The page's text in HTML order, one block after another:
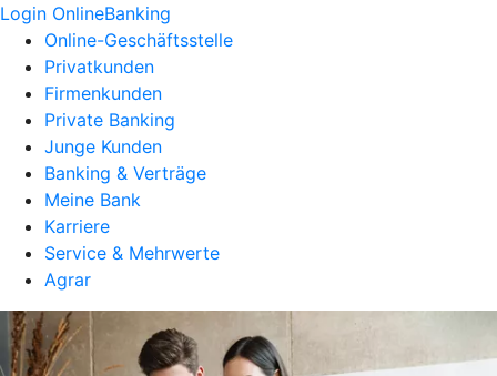
Login OnlineBanking
Online-Geschäftsstelle
Privatkunden
Firmenkunden
Private Banking
Junge Kunden
Banking & Verträge
Meine Bank
Karriere
Service & Mehrwerte
Agrar